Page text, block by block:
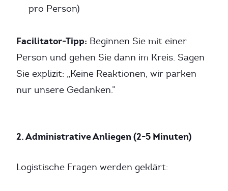
pro Person)
Facilitator-Tipp: Beginnen Sie mit einer
Person und gehen Sie dann im Kreis. Sagen
Sie explizit: „Keine Reaktionen, wir parken
nur unsere Gedanken.”
2. Administrative Anliegen (2-5 Minuten)
Logistische Fragen werden geklärt: